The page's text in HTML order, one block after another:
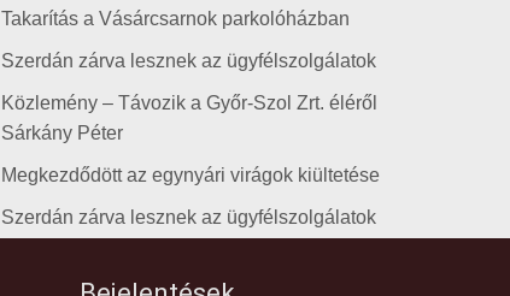
Takarítás a Vásárcsarnok parkolóházban
Szerdán zárva lesznek az ügyfélszolgálatok
Közlemény – Távozik a Győr-Szol Zrt. éléről
Sárkány Péter
Megkezdődött az egynyári virágok kiültetése
Szerdán zárva lesznek az ügyfélszolgálatok